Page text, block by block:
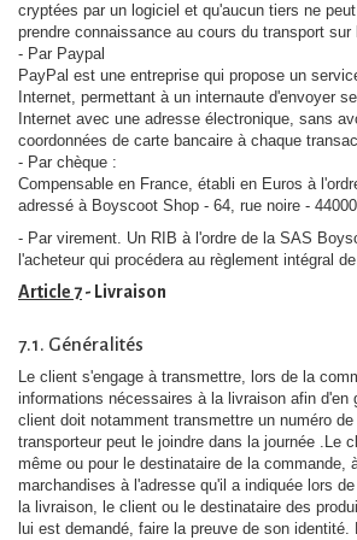
cryptées par un logiciel et qu'aucun tiers ne
prendre connaissance au cours du transport sur
- Par Paypal
PayPal est une entreprise qui propose un
Internet, permettant à un internaute d'envoyer
Internet avec une adresse électronique, sans
coordonnées de carte bancaire à chaque
- Par chèque :
Compensable en France, établi en Euros à
adressé à Boyscoot Shop - 64, rue noire -
- Par virement. Un RIB à l'ordre de la SAS
l'acheteur qui procédera au règlement intégral
Article 7- Livraison
7.1. Généralités
Le client s'engage à transmettre, lors de la
informations nécessaires à la livraison afin d'en
client doit notamment transmettre un numéro
transporteur peut le joindre dans la journée .Le
même ou pour le destinataire de la commande,
marchandises à l'adresse qu'il a indiquée lors
la livraison, le client ou le destinataire des
lui est demandé, faire la preuve de son identité.